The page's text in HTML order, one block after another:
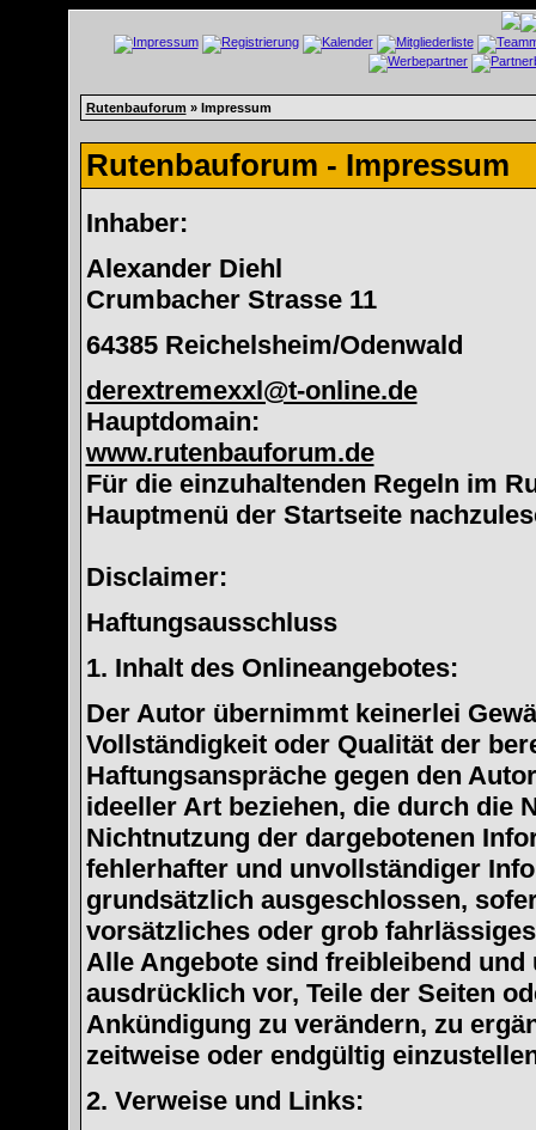
Rutenbauforum » Impressum
Rutenbauforum - Impressum
Inhaber:
Alexander Diehl
Crumbacher Strasse 11
64385 Reichelsheim/Odenwald
derextremexxl@t-online.de
Hauptdomain:
www.rutenbauforum.de
Für die einzuhaltenden Regeln im
Hauptmenü der Startseite
Disclaimer:
Haftungsausschluss
1. Inhalt des Onlineangebotes:
Der Autor übernimmt keinerlei
Vollständigkeit oder Qualität der
Haftungsanspräche gegen den
ideeller Art beziehen, die durch die
Nichtnutzung der dargebotenen
fehlerhafter und unvollständiger
grundsätzlich ausgeschlossen,
vorsätzliches oder grob
Alle Angebote sind freibleibend
ausdrücklich vor, Teile der Seiten
Ankündigung zu verändern, zu
zeitweise oder endgültig
2. Verweise und Links: